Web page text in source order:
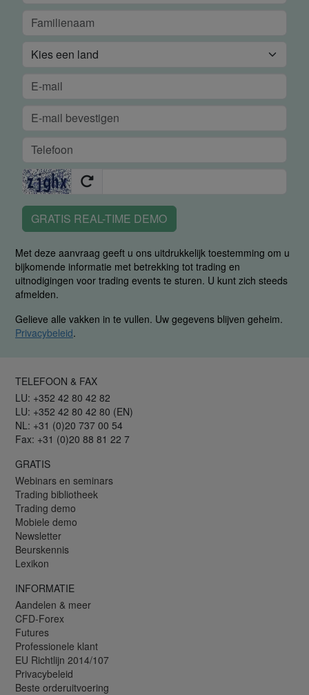
GRATIS REAL-TIME DEMO
Met deze aanvraag geeft u ons uitdrukkelijk toestemming om u
bijkomende informatie met betrekking tot trading en
uitnodigingen voor trading events te sturen. U kunt zich steeds
afmelden.
Gelieve alle vakken in te vullen. Uw gegevens blijven geheim.
Privacybeleid.
TELEFOON & FAX
LU: +352 42 80 42 82
LU: +352 42 80 42 80 (EN)
NL: +31 (0)20 737 00 54
Fax: +31 (0)20 88 81 22 7
GRATIS
Webinars en seminars
Trading bibliotheek
Trading demo
Mobiele demo
Newsletter
Beurskennis
Lexikon
INFORMATIE
Aandelen & meer
CFD-Forex
Futures
Professionele klant
EU Richtlijn 2014/107
Privacybeleid
Beste orderuitvoering